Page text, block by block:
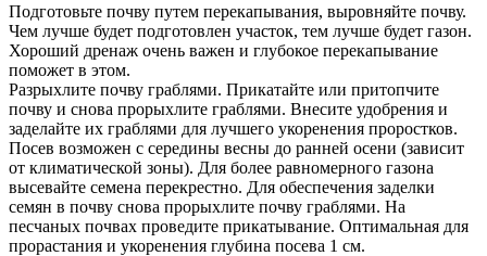
Подготовьте почву путем перекапывания, выровняйте почву.
Чем лучше будет подготовлен участок, тем лучше будет газон.
Хороший дренаж очень важен и глубокое перекапывание
поможет в этом.
Разрыхлите почву граблями. Прикатайте или притопчите
почву и снова прорыхлите граблями. Внесите удобрения и
заделайте их граблями для лучшего укоренения проростков.
Посев возможен с середины весны до ранней осени (зависит
от климатической зоны). Для более равномерного газона
высевайте семена перекрестно. Для обеспечения заделки
семян в почву снова прорыхлите почву граблями. На
песчаных почвах проведите прикатывание. Оптимальная для
прорастания и укоренения глубина посева 1 см.